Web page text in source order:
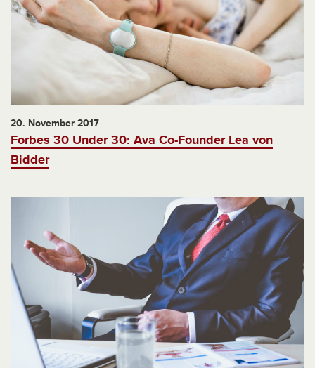
20. November 2017
Forbes 30 Under 30: Ava Co-Founder Lea von
Bidder